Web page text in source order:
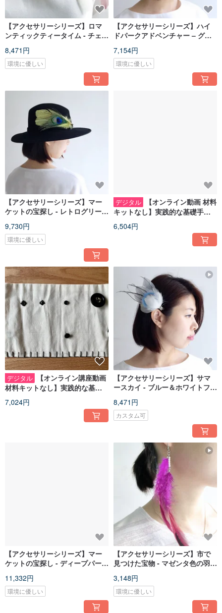
【アクセサリーシリーズ】ロマ
ンティックティータイム - チェー
8,471円
環境に優しい
【アクセサリーシリーズ】ハイ
ドパークアドベンチャー – グリ
7,154円
環境に優しい
【アクセサリーシリーズ】マー
ケットの宝探し - レトログリーン
9,730円
環境に優しい
デジタル
【オンライン動画 材料
キットなし】実践的な基礎手縫
い講座 Level A
6,504円
デジタル
【オンライン講座動画
材料キットなし】実践的な基礎
手縫いレッスン Level B
7,024円
【アクセサリーシリーズ】サマ
ースカイ - ブルー＆ホワイトフェ
8,471円
カスタム可
【アクセサリーシリーズ】マー
ケットの宝探し - ディープパープ
ローチ
11,332円
環境に優しい
【アクセサリーシリーズ】市で
見つけた宝物 - マゼンタ色の羽ピ
3,148円
環境に優しい